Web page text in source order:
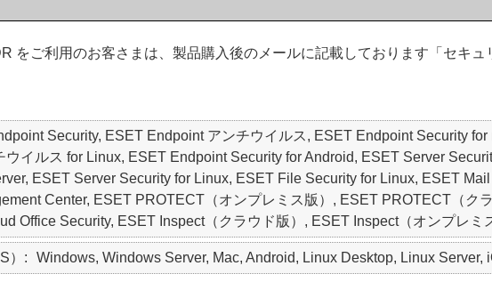
をご利用のお客さまは、製品購入後のメールに記載しております「セキュ
Security, ESET Endpoint アンチウイルス, ESET Endpoint Security
ウイルス for Linux, ESET Endpoint Security for Android, ESET Server
ESET Server Security for Linux, ESET File Security for Linux, ESET
Center, ESET PROTECT（オンプレミス版）, ESET PROTECT（ク
Office Security, ESET Inspect（クラウド版）, ESET Inspect（オンプレミ
） Windows, Windows Server, Mac, Android, Linux Desktop, Linux Server,